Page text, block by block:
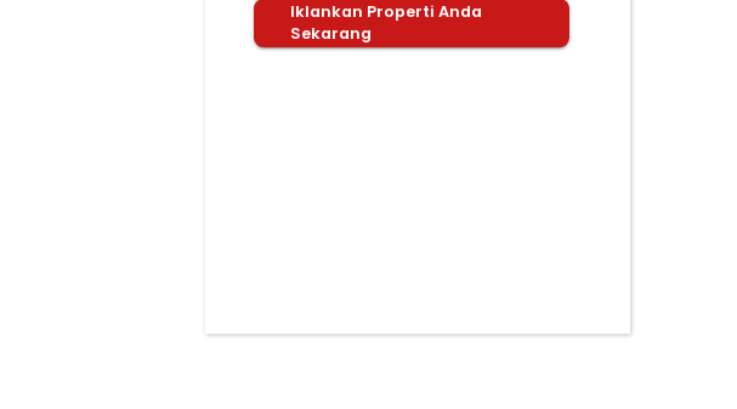
Iklankan Properti Anda
Sekarang